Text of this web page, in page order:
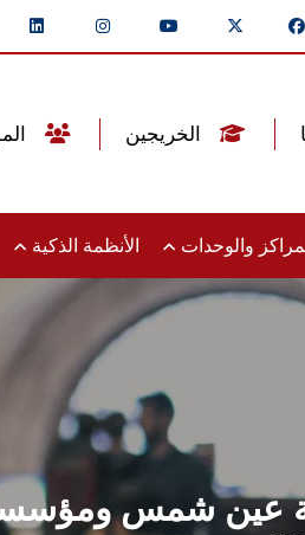
والوحدات الأنظمة الذكية
عين شمس